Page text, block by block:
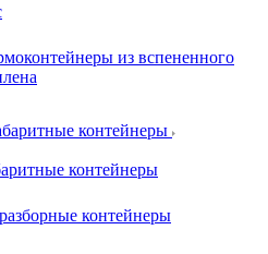
из вспененного
контейнеры
контейнеры
контейнеры